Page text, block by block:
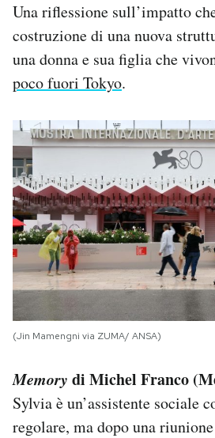
Una riflessione sull’impatto
costruzione di una nuova
una donna e sua figlia che
poco fuori Tokyo.
(Jin Mamengni via ZUMA/ ANSA)
Memory di Michel Franco
Sylvia è un’assistente sociale
regolare, ma dopo una